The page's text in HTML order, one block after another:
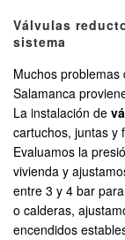
Válvulas
sistema
Muchos
Salamanca
La instalación de
cartuchos, juntas y
Evaluamos la
vivienda y
entre 3 y 4 bar
o calderas,
encendidos